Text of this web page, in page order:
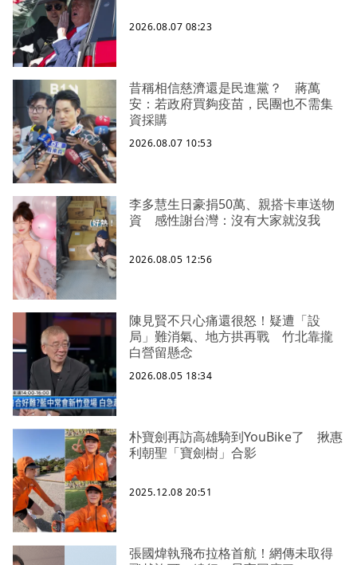
2026.08.07 08:23
昔稱相信慈濟還是民進黨？ 蔣萬
安：若政府買夠疫苗，民團也不需集
資採購
2026.08.07 10:53
李多慧生日豪捐50萬、親搭卡車送物
資 感性謝台灣：沒有大家就沒我
2026.08.05 12:56
陳見賢不只心痛還很怒！疑遭「設
局」難消氣、地方拱再戰 竹北靠攏
白營留懸念
2026.08.05 18:34
朴寶劍再訪高雄騎到YouBike了 揪惠
利朝聖「寶劍樹」合影
2025.12.08 20:51
張國煒執飛布拉格首航！網傳未取得